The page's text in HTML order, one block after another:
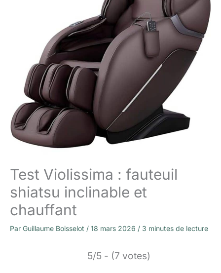
Test Violissima : fauteuil
shiatsu inclinable et
chauffant
Par Guillaume Boisselot / 18 mars 2026 / 3 minutes de lecture
5/5 - (7 votes)